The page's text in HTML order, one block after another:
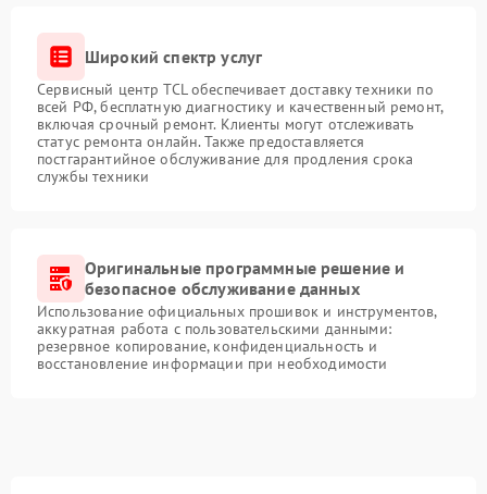
Широкий спектр услуг
Сервисный центр TCL обеспечивает доставку техники по
всей РФ, бесплатную диагностику и качественный ремонт,
включая срочный ремонт. Клиенты могут отслеживать
статус ремонта онлайн. Также предоставляется
постгарантийное обслуживание для продления срока
службы техники
Оригинальные программные решение и
безопасное обслуживание данных
Использование официальных прошивок и инструментов,
аккуратная работа с пользовательскими данными:
резервное копирование, конфиденциальность и
восстановление информации при необходимости